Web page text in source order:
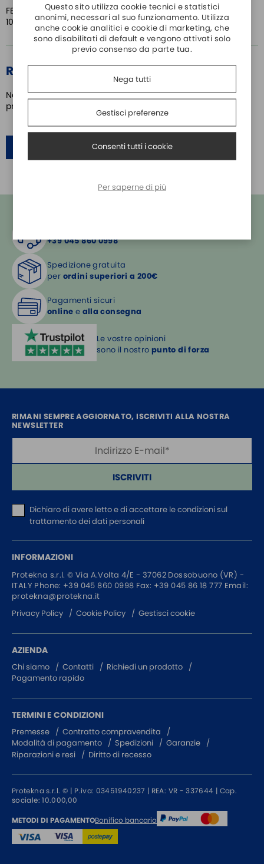
FEMMINA M12 90° 4 POLI CAVO CEI 2022 COLORE GRIGIO
10MT
RECENSIONI
Nessuno ha ancora scritto una recensione su questo
prodotto
SCRIVI UNA RECENSIONE
+39 045 860 0998
Spedizione gratuita
per ordini superiori a 200€
Pagamenti sicuri
online e alla consegna
Le vostre opinioni
sono il nostro punto di forza
RIMANI SEMPRE AGGIORNATO, ISCRIVITI ALLA NOSTRA
NEWSLETTER
ISCRIVITI
Dichiaro di avere letto e di accettare le condizioni sul
trattamento dei dati personali
INFORMAZIONI
Protekna s.r.l. © Via A.Volta 4/E - 37062 Dossobuono (VR) -
ITALY Phone: +39 045 860 0998 Fax: +39 045 86 18 777 Email:
protekna@protekna.it
Privacy Policy
Cookie Policy Gestisci cookie
AZIENDA
Chi siamo Contatti
Richiedi un prodotto
Pagamento rapido
TERMINI E CONDIZIONI
Premesse
Contratto compravendita
Modalità di pagamento
Spedizioni
Garanzie
Riparazioni e resi
Diritto di recesso
Protekna s.r.l. © | P.iva: 03451940237 | REA: VR - 337644 | Cap.
sociale: 10.000,00
METODI DI PAGAMENTOBonifico bancario
Questo sito utilizza cookie tecnici e statistici
anonimi, necessari al suo funzionamento. Utilizza
anche cookie analitici e cookie di marketing, che
sono disabilitati di default e vengono attivati solo
previo consenso da parte tua.
Nega tutti
Gestisci preferenze
Consenti tutti i cookie
Per saperne di più